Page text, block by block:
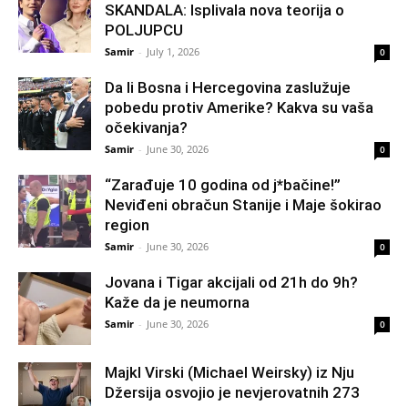
SKANDALA: Isplivala nova teorija o
POLJUPCU
Samir - July 1, 2026 0
Da li Bosna i Hercegovina zaslužuje
pobedu protiv Amerike? Kakva su vaša
očekivanja?
Samir - June 30, 2026 0
“Zarađuje 10 godina od j*bačine!”
Neviđeni obračun Stanije i Maje šokirao
region
Samir - June 30, 2026 0
Jovana i Tigar akcijali od 21h do 9h?
Kaže da je neumorna
Samir - June 30, 2026 0
Majkl Virski (Michael Weirsky) iz Nju
Džersija osvojio je nevjerovatnih 273